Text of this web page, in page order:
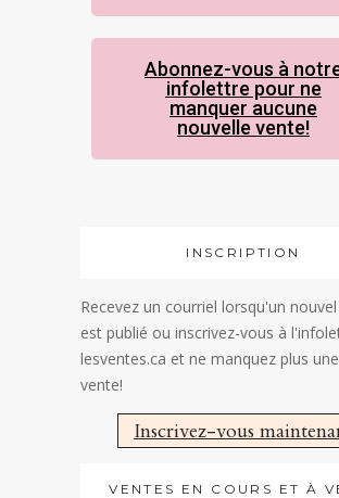
Abonnez-vous à
infolettre pour ne
manquer aucune
nouvelle vente!
INSCRIPTION
Recevez un courriel lorsqu'un
est publié ou inscrivez-vous à
lesventes.ca et ne manquez plus
vente!
Inscrivez-vous
VENTES EN COURS ET À